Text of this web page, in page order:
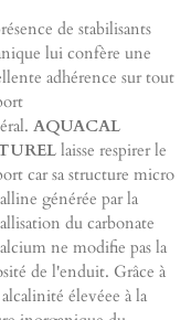
de stabilisants
lui confère une
adhérence sur tout
AQUACAL
laisse respirer le
car sa structure micro
générée par la
du carbonate
ne modifie pas la
de l'enduit. Grâce à
élevéee à la